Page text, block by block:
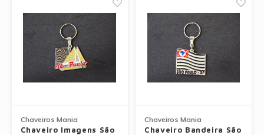
Chaveiros Mania
Chaveiro Imagens São
Chaveiros Mania
Chaveiro Bandeira São